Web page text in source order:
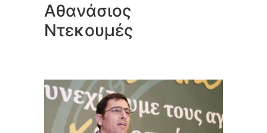
Αθανάσιος
Ντεκουμές